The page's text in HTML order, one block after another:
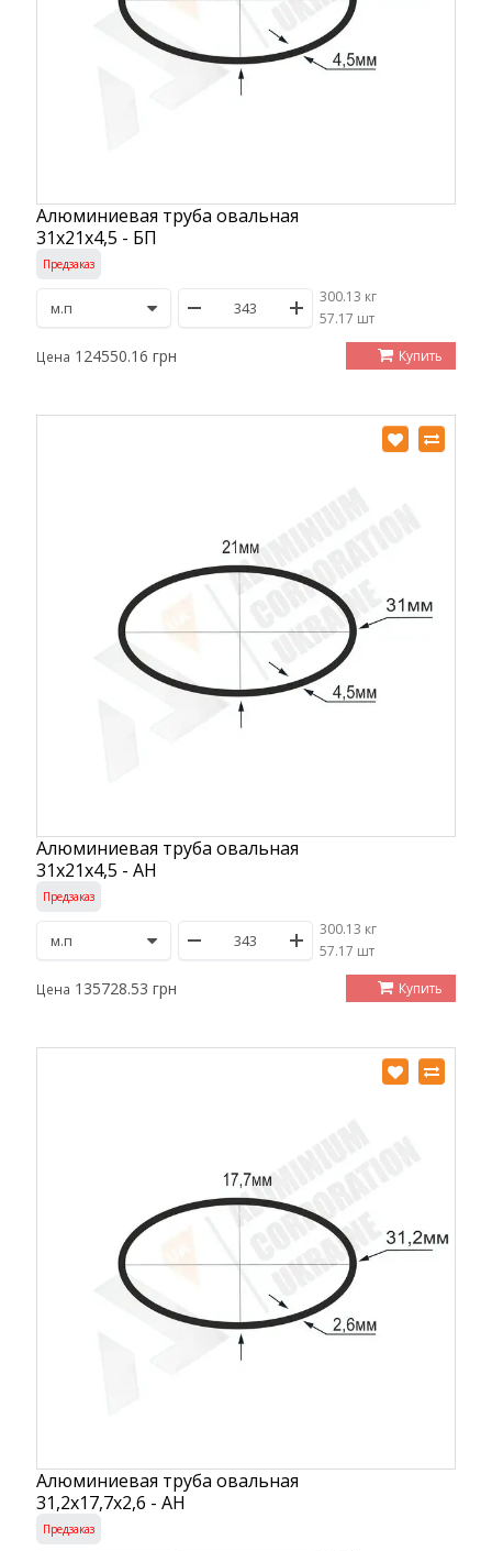
Алюминиевая труба овальная
31х21х4,5 - БП
Предзаказ
300.13 кг
/57.17 шт
Цена 124550.16 грн Купить
Алюминиевая труба овальная
31х21х4,5 - АН
Предзаказ
300.13 кг
/57.17 шт
Цена 135728.53 грн Купить
Алюминиевая труба овальная
31,2х17,7х2,6 - АН
Предзаказ